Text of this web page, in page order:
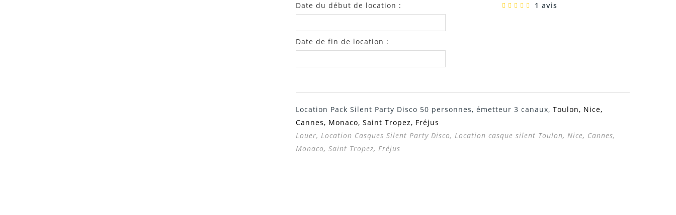
Date du début de location :
Date de fin de location :
1 avis
Location Pack Silent Party Disco 50 personnes, émetteur 3 canaux, Toulon, Nice,
Cannes, Monaco, Saint Tropez, Fréjus
Louer, Location Casques Silent Party Disco, Location casque silent Toulon, Nice, Cannes,
Monaco, Saint Tropez, Fréjus